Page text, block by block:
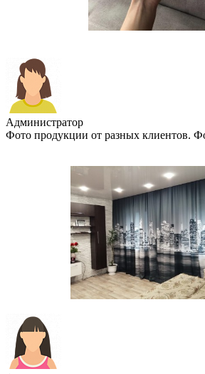
Администратор
Фото продукции от разных клиентов.